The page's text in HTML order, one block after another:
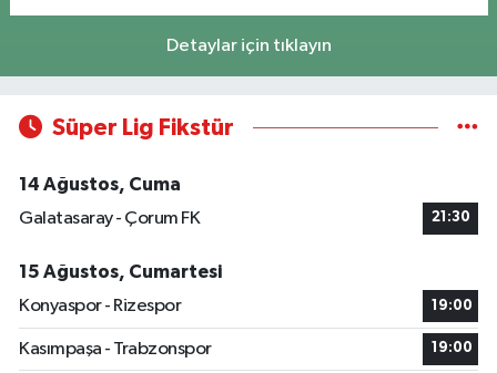
Detaylar için tıklayın
Süper Lig Fikstür
14 Ağustos, Cuma
Galatasaray - Çorum FK
21:30
15 Ağustos, Cumartesi
Konyaspor - Rizespor
19:00
Kasımpaşa - Trabzonspor 19:00